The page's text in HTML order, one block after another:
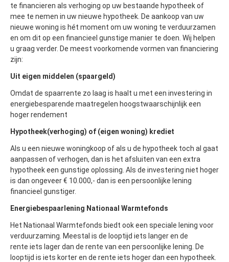
te financieren als verhoging op uw bestaande hypotheek of
mee te nemen in uw nieuwe hypotheek. De aankoop van uw
nieuwe woning is hét moment om uw woning te verduurzamen
en om dit op een financieel gunstige manier te doen. Wij helpen
u graag verder. De meest voorkomende vormen van financiering
zijn:
Uit eigen middelen (spaargeld)
Omdat de spaarrente zo laag is haalt u met een investering in
energiebesparende maatregelen hoogstwaarschijnlijk een
hoger rendement
Hypotheek(verhoging) of (eigen woning) krediet
Als u een nieuwe woningkoop of als u de hypotheek toch al gaat
aanpassen of verhogen, dan is het afsluiten van een extra
hypotheek een gunstige oplossing. Als de investering niet hoger
is dan ongeveer € 10.000,- dan is een persoonlijke lening
financieel gunstiger.
Energiebespaarlening Nationaal Warmtefonds
Het Nationaal Warmtefonds biedt ook een speciale lening voor
verduurzaming. Meestal is de looptijd iets langer en de
rente iets lager dan de rente van een persoonlijke lening. De
looptijd is iets korter en de rente iets hoger dan een hypotheek.